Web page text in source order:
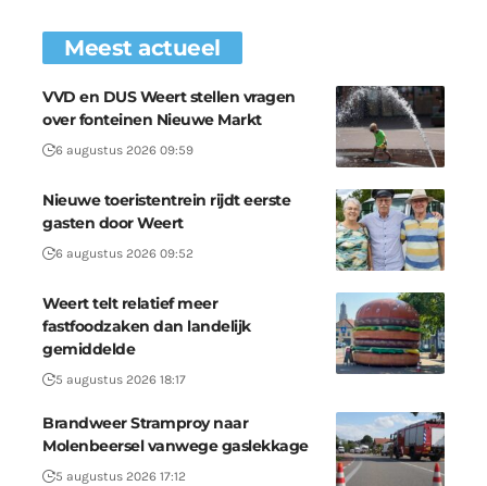
Meest actueel
VVD en DUS Weert stellen vragen
over fonteinen Nieuwe Markt
6 augustus 2026 09:59
Nieuwe toeristentrein rijdt eerste
gasten door Weert
6 augustus 2026 09:52
Weert telt relatief meer
fastfoodzaken dan landelijk
gemiddelde
5 augustus 2026 18:17
Brandweer Stramproy naar
Molenbeersel vanwege gaslekkage
5 augustus 2026 17:12